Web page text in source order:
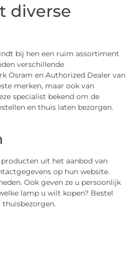
diverse
bij hen een ruim assortiment
verschillende
Osram en Authorized Dealer van
merken, maar ook van
specialist bekend om de
en thuis laten bezorgen.
uit het aanbod van
op hun website.
Ook geven ze u persoonlijk
lamp u wilt kopen? Bestel
thuisbezorgen.